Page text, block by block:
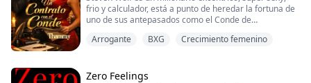
frio y calculador, está a punto de heredar la fortuna de
uno de sus antepasados como el Conde de
matrimonio en menos de un año. Y viajar a Italia a casa
acceder a la fortuna y al t...
Arrogante BXG Crecimiento femenino
Zero Feelings